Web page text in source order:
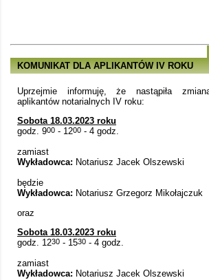
KOMUNIKAT DLA APLIKANTÓW IV ROKU
Uprzejmie informuję, że nastąpiła
aplikantów notarialnych IV roku:
Sobota 18.03.2023 roku
godz. 900 - 1200 - 4 godz.
zamiast
Wykładowca: Notariusz Jacek Olszewski
będzie
Wykładowca: Notariusz Grzegorz Mikołajczuk
oraz
Sobota 18.03.2023 roku
godz. 1230 - 1530 - 4 godz.
zamiast
Wykładowca: Notariusz Jacek Olszewski